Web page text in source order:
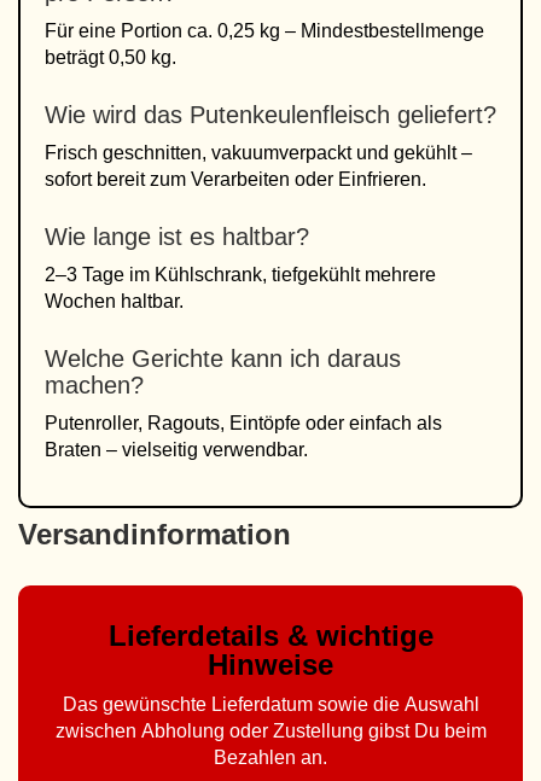
Für eine Portion ca. 0,25 kg – Mindestbestellmenge
beträgt 0,50 kg.
Wie wird das Putenkeulenfleisch geliefert?
Frisch geschnitten, vakuumverpackt und gekühlt –
sofort bereit zum Verarbeiten oder Einfrieren.
Wie lange ist es haltbar?
2–3 Tage im Kühlschrank, tiefgekühlt mehrere
Wochen haltbar.
Welche Gerichte kann ich daraus
machen?
Putenroller, Ragouts, Eintöpfe oder einfach als
Braten – vielseitig verwendbar.
Versandinformation
Lieferdetails & wichtige
Hinweise
Das gewünschte Lieferdatum sowie die Auswahl
zwischen Abholung oder Zustellung gibst Du beim
Bezahlen an.